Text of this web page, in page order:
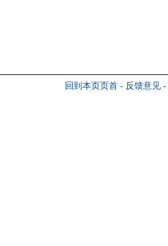
回到本页页首 - 反馈意见 -